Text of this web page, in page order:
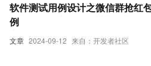
文章 2024-09-12 来自：开发者社区
软件测试用例设计之微信群抢红
例